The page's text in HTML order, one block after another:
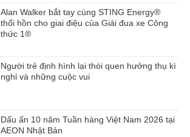
Alan Walker bắt tay cùng STING Energy®
thổi hồn cho giai điệu của Giải đua xe Công
thức 1®
Người trẻ định hình lại thói quen hưởng thụ kì
nghỉ và những cuộc vui
Dấu ấn 10 năm Tuần hàng Việt Nam 2026 tại
AEON Nhật Bản